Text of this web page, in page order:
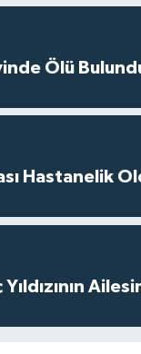
Ölü
Hastanelik